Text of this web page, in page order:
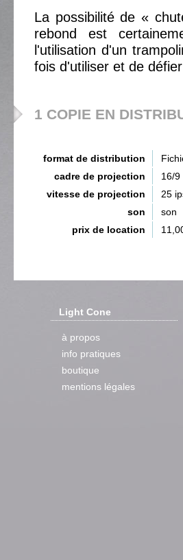
La possibilité de «
rebond est
l'utilisation d'un
fois d'utiliser et de
1 COPIE EN
format de distribution
cadre de projection
16/9
vitesse de projection
25
son
son
prix de location
Light Cone
à propos
info pratiques
boutique
mentions légales